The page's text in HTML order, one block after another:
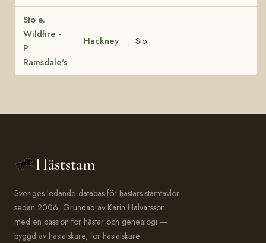
Sto e.
Wildfire -
P
Ramsdale's
Hackney Sto
Häststam
Sveriges ledande databas för hästars stamtavlor
sedan 2006. Grundad av Karin Halvarsson
med en passion för hästar och genealogi —
byggd av hästälskare, för hästälskare.